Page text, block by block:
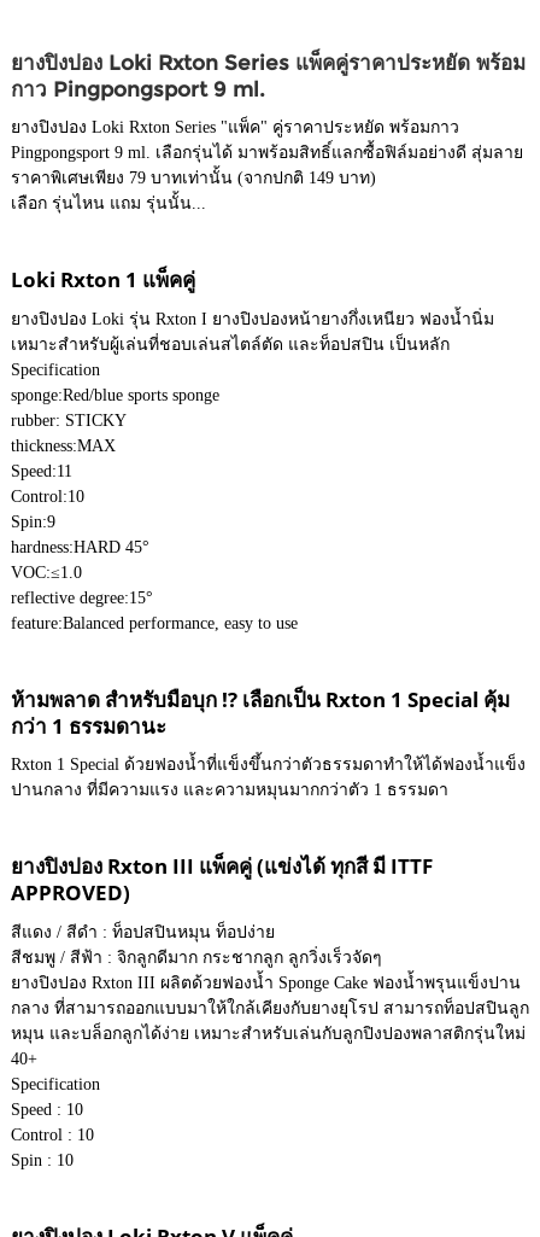
ยางปิงปอง Loki Rxton Series แพ็คคู่ราคาประหยัด พร้อม
กาว Pingpongsport 9 ml.
ยางปิงปอง Loki Rxton Series "แพ็ค" คู่ราคาประหยัด พร้อมกาว
Pingpongsport 9 ml. เลือกรุ่นได้ มาพร้อมสิทธิ์แลกซื้อฟิล์มอย่างดี สุ่มลาย
ราคาพิเศษเพียง 79 บาทเท่านั้น (จากปกติ 149 บาท)
เลือก รุ่นไหน แถม รุ่นนั้น...
Loki Rxton 1 แพ็คคู่
ยางปิงปอง Loki รุ่น Rxton I ยางปิงปองหน้ายางกึ่งเหนียว ฟองน้ำนิ่ม
เหมาะสำหรับผู้เล่นที่ชอบเล่นสไตล์ตัด และท็อปสปิน เป็นหลัก
Specification
sponge:Red/blue sports sponge
rubber: STICKY
thickness:MAX
Speed:11
Control:10
Spin:9
hardness:HARD 45°
VOC:≤1.0
reflective degree:15°
feature:Balanced performance, easy to use
ห้ามพลาด สำหรับมือบุก !? เลือกเป็น Rxton 1 Special คุ้ม
กว่า 1 ธรรมดานะ
Rxton 1 Special ด้วยฟองน้ำที่แข็งขึ้นกว่าตัวธรรมดาทำให้ได้ฟองน้ำแข็ง
ปานกลาง ที่มีความแรง และความหมุนมากกว่าตัว 1 ธรรมดา
ยางปิงปอง Rxton III แพ็คคู่ (แข่งได้ ทุกสี มี ITTF
APPROVED)
สีแดง / สีดำ : ท็อปสปินหมุน ท็อปง่าย
สีชมพู / สีฟ้า : จิกลูกดีมาก กระชากลูก ลูกวิ่งเร็วจัดๆ
ยางปิงปอง Rxton III ผลิตด้วยฟองน้ำ Sponge Cake ฟองน้ำพรุนแข็งปาน
กลาง ที่สามารถออกแบบมาให้ใกล้เคียงกับยางยุโรป สามารถท็อปสปินลูก
หมุน และบล็อกลูกได้ง่าย เหมาะสำหรับเล่นกับลูกปิงปองพลาสติกรุ่นใหม่
40+
Specification
Speed : 10
Control : 10
Spin : 10